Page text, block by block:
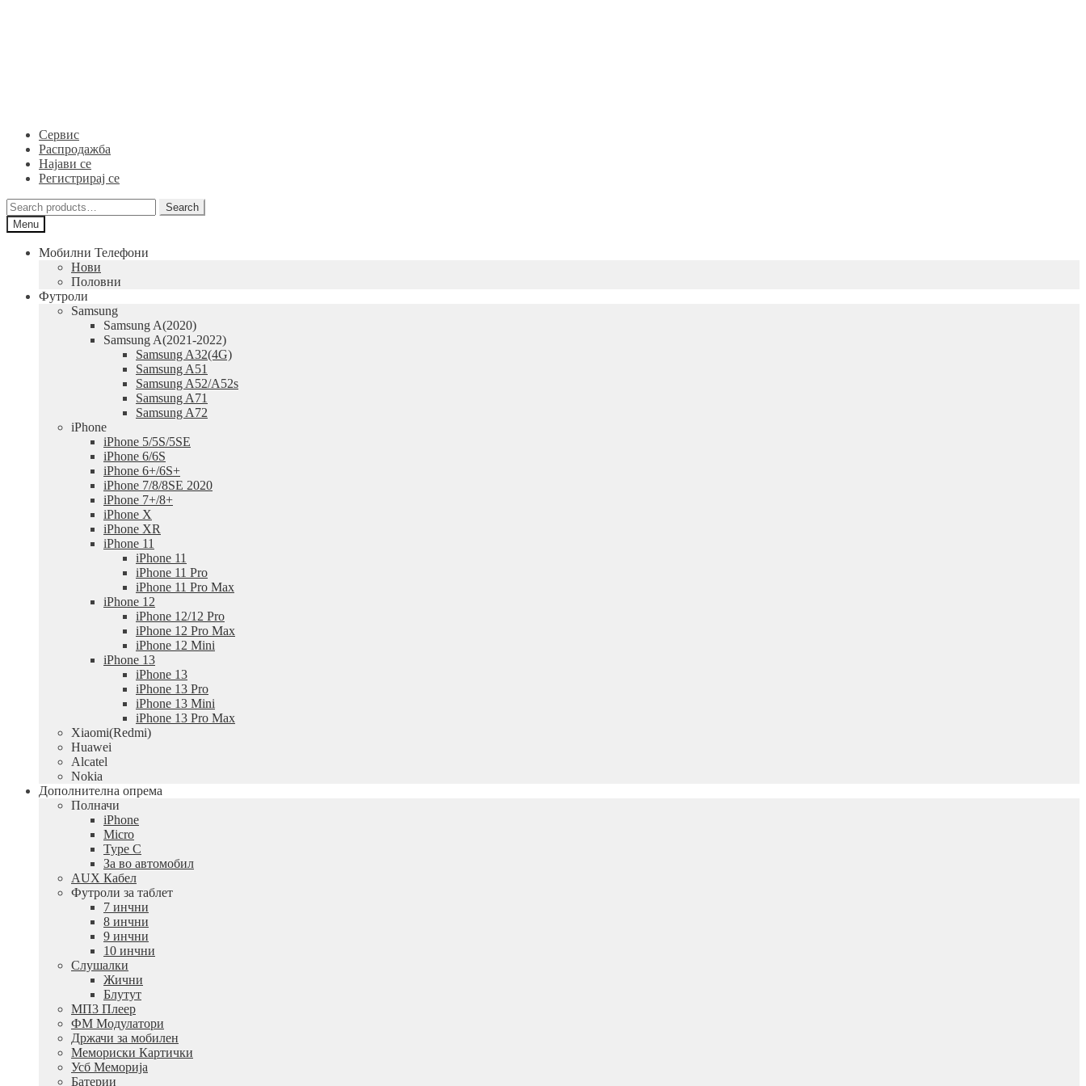
Сервис
Распродажба
Најави се
Регистрирај се
Search
for:
Search
Menu
Мобилни Телефони
Нови
Половни
Футроли
Samsung
Samsung A(2020)
Samsung A(2021-2022)
Samsung A32(4G)
Samsung A51
Samsung A52/A52s
Samsung A71
Samsung A72
iPhone
iPhone 5/5S/5SE
iPhone 6/6S
iPhone 6+/6S+
iPhone 7/8/8SE 2020
iPhone 7+/8+
iPhone X
iPhone XR
iPhone 11
iPhone 11
iPhone 11 Pro
iPhone 11 Pro Max
iPhone 12
iPhone 12/12 Pro
iPhone 12 Pro Max
iPhone 12 Mini
iPhone 13
iPhone 13
iPhone 13 Pro
iPhone 13 Mini
iPhone 13 Pro Max
Xiaomi(Redmi)
Huawei
Alcatel
Nokia
Дополнителна опрема
Полначи
iPhone
Micro
Type C
За во автомобил
AUX Кабел
Футроли за таблет
7 инчни
8 инчни
9 инчни
10 инчни
Слушалки
Жични
Блутут
МП3 Плеер
ФМ Модулатори
Држачи за мобилен
Мемориски Картички
Усб Меморија
Батерии